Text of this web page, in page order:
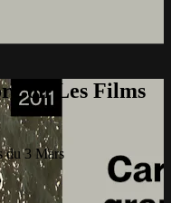
on Les Films
du 3 Mars